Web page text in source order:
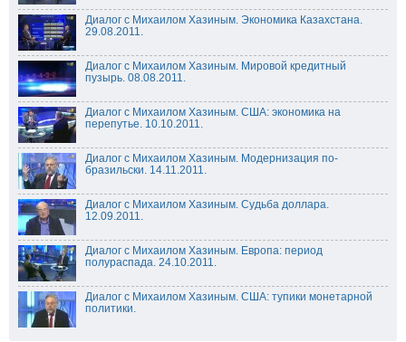
Диалог с Михаилом Хазиным. Экономика Казахстана.
29.08.2011.
Диалог с Михаилом Хазиным. Мировой кредитный
пузырь. 08.08.2011.
Диалог с Михаилом Хазиным. США: экономика на
перепутье. 10.10.2011.
Диалог с Михаилом Хазиным. Модернизация по-
бразильски. 14.11.2011.
Диалог с Михаилом Хазиным. Судьба доллара.
12.09.2011.
Диалог с Михаилом Хазиным. Европа: период
полураспада. 24.10.2011.
Диалог с Михаилом Хазиным. США: тупики монетарной
политики.